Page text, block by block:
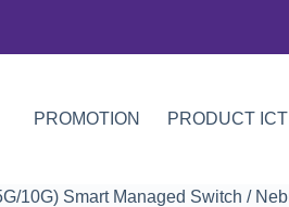
PROMOTION PRODUCT ICT